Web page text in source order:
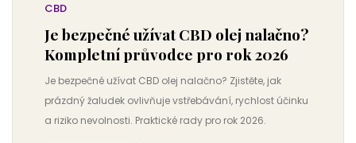
CBD
Je bezpečné užívat CBD olej nalačno?
Kompletní průvodce pro rok 2026
Je bezpečné užívat CBD olej nalačno? Zjistěte, jak
prázdný žaludek ovlivňuje vstřebávání, rychlost účinku
a riziko nevolnosti. Praktické rady pro rok 2026.